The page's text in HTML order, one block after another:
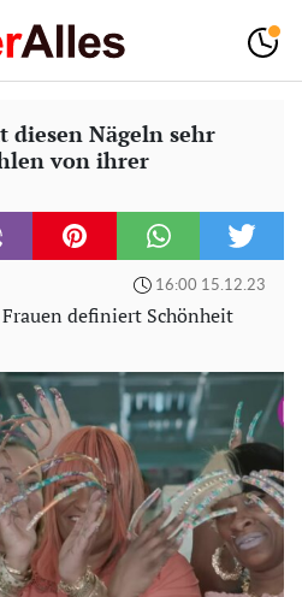
Nägeln sehr
von ihrer
16:00 15.12.23
definiert Schönheit